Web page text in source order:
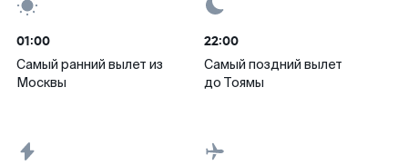
01:00
Самый ранний вылет из
Москвы
22:00
Самый поздний вылет
до Тоямы